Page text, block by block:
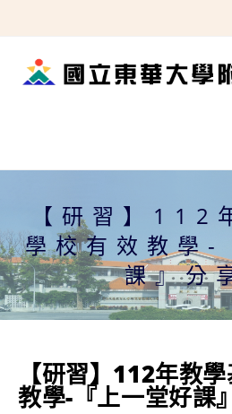
轉
【研習】112
學校有效教學-
課』分
【研習】112年教
教學-『上一堂好課